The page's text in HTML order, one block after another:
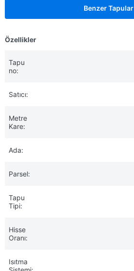
Özellikler
Tapu
no:
Satıcı:
Metre
Kare:
Ada:
Parsel:
Tapu
Tipi:
Hisse
Oranı:
Isıtma
Benzer Tapular